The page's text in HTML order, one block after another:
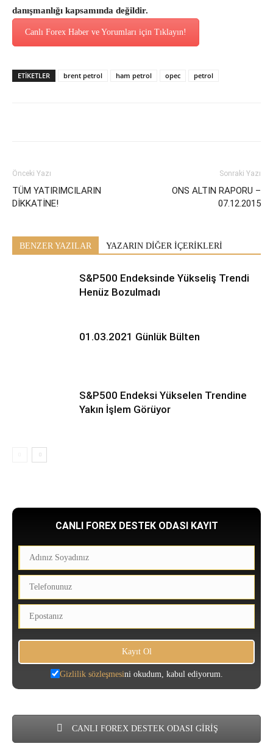
danışmanlığı kapsamında değildir.
Canlı Forex Haber ve Yorumları için Tıklayın!
ETİKETLER brent petrol ham petrol opec petrol
Önceki Yazı
TÜM YATIRIMCILARIN
DİKKATİNE!
Sonraki Yazı
ONS ALTIN RAPORU –
07.12.2015
BENZER YAZILAR YAZARIN DİĞER İÇERİKLERİ
S&P500 Endeksinde Yükseliş Trendi
Henüz Bozulmadı
01.03.2021 Günlük Bülten
S&P500 Endeksi Yükselen Trendine
Yakın İşlem Görüyor
CANLI FOREX DESTEK ODASI KAYIT
Gizlilik sözleşmesini okudum, kabul ediyorum.
CANLI FOREX DESTEK ODASI GİRİŞ